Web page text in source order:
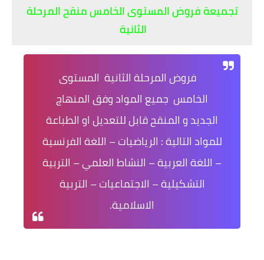
تجميعة فروض المستوى الخامس منقح المرحلة
الثانية
فروض المرحلة الثانية المستوى
الخامس جميع المواد وفق المنهاج
الجديد و المنقح قابل للتعديل او الطباعة
للمواد التالية : الرياضيات – اللغة الفرنسية
– اللغة العربية – النشاط العلمي – التربية
التشكيلية – الاجتماعيات – التربية
الاسلامية.